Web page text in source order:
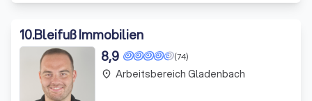
10.Bleifuß Immobilien
(74)
8,9
place Arbeitsbereich Gladenbach